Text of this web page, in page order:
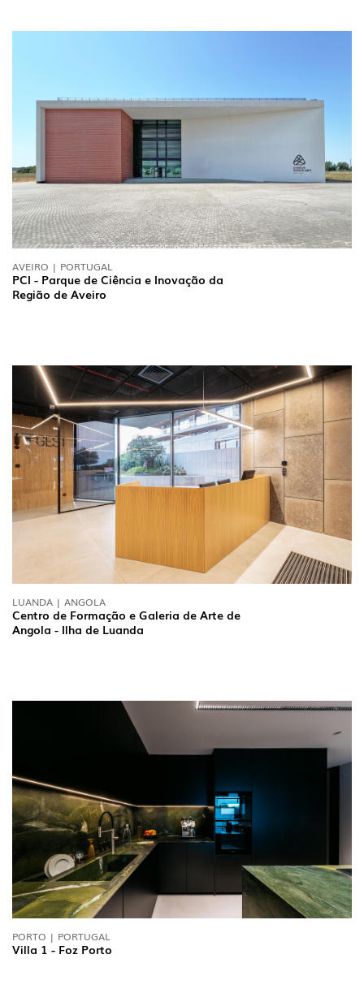
AVEIRO | PORTUGAL
PCI - Parque de Ciência e Inovação da
Região de Aveiro
LUANDA | ANGOLA
Centro de Formação e Galeria de Arte de
Angola - Ilha de Luanda
PORTO | PORTUGAL
Villa 1 - Foz Porto